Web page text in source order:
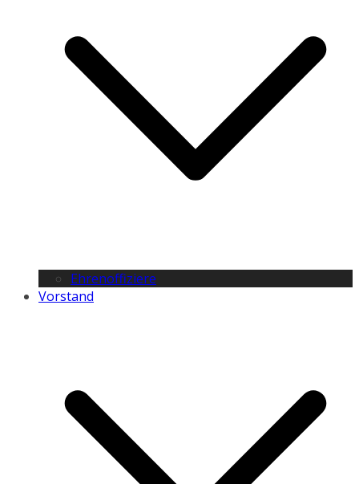
Ehrenoffiziere
Vorstand